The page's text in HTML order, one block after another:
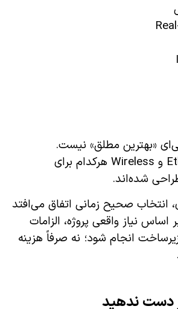
«بهترین مطلق» نیست.
Ethernet، CANopen و Wireless هرکدام برای
شده‌اند.
انتخاب صحیح زمانی اتفاق می‌افتد
نیاز واقعی پروژه، الزامات
انجام شود؛ نه صرفاً هزینه
دست ندهید